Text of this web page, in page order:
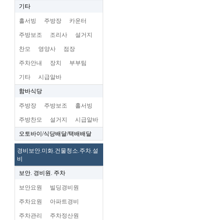
기타
홀서빙 주방장 카운터
주방보조 조리사 설거지
찬모 영양사 점장
주차안내 장치 부부팀
기타 시급알바
함바식당
주방장 주방보조 홀서빙
주방찬모 설거지 시급알바
오토바이/식당배달/택배배달
경비보안.미화.건물청소.주차.설
비
보안. 경비원. 주차
보안요원 빌딩경비원
주차요원 아파트경비
주차관리 주차정산원